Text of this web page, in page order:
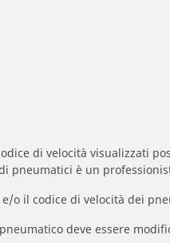
di velocità visualizzati
pneumatici è un
o il codice di velocità dei
deve essere